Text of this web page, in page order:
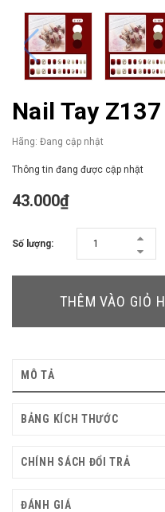
Nail Tay Z137
Hãng: Đang cập nhật
Thông tin đang được cập nhật
43.000₫
Số lượng:
THÊM VÀO GIỎ
MÔ TẢ
BẢNG KÍCH THƯỚC
CHÍNH SÁCH ĐỔI TRẢ
ĐÁNH GIÁ